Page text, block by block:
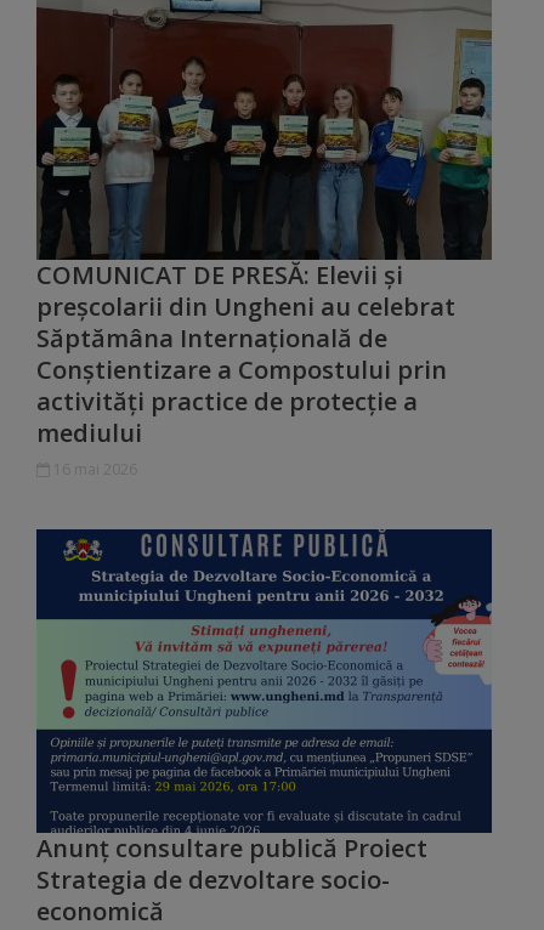
Sportivi
de
performanță
Orașul
în
imagini
Galerie
video
Galerii
Administrație
Primărie
Primar
Viceprimari
Organigrama
Aparatul
primăriei
COMUNICAT DE PRESĂ: Elevii și
preșcolarii din Ungheni au celebrat
Săptămâna Internațională de
Conștientizare a Compostului prin
activități practice de protecție a
mediului
Anunț consultare publică Proiect
Strategia de dezvoltare socio-
economică